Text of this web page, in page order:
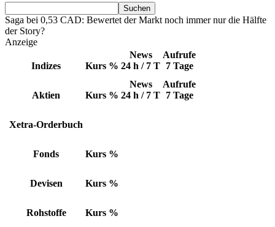
Saga bei 0,53 CAD: Bewertet der Markt noch immer nur die Hälfte
der Story?
Anzeige
Indizes Kurs %
News
24 h / 7 T
Aufrufe
7 Tage
Aktien Kurs %
News
24 h / 7 T
Aufrufe
7 Tage
Xetra-Orderbuch
Fonds Kurs %
Devisen Kurs %
Rohstoffe Kurs %